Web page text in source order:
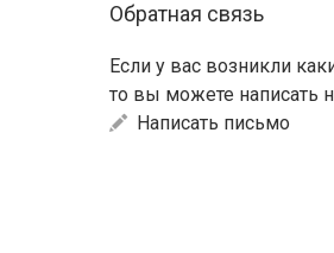
Обратная связь
Если у вас возникли
то вы можете написать
Написать письмо